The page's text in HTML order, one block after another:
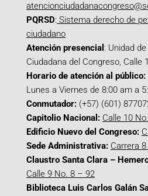
PQRSD: Sistema derecho de
ciudadano
Atención presencial : Unidad
Ciudadana del Congreso, Calle
Horario de atención al público:
Lunes a Viernes de 8:00 am a
Conmutador: (+57) (601)
Capitolio Nacional: Calle 10
Edificio Nuevo del Congreso:
Sede Administrativa: Carrera
Claustro Santa Clara –
Calle 9 No. 8 – 92
Biblioteca Luis Carlos Galán